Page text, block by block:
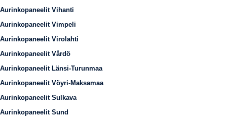
Aurinkopaneelit Vihanti
Aurinkopaneelit Vimpeli
Aurinkopaneelit Virolahti
Aurinkopaneelit Vårdö
Aurinkopaneelit Länsi-Turunmaa
Aurinkopaneelit Vöyri-Maksamaa
Aurinkopaneelit Sulkava
Aurinkopaneelit Sund